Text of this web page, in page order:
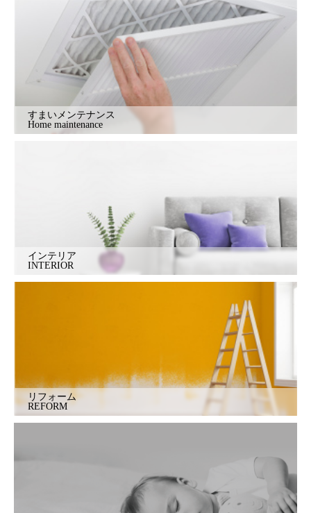
すまいメンテナンス
Home maintenance
インテリア
INTERIOR
リフォーム
REFORM